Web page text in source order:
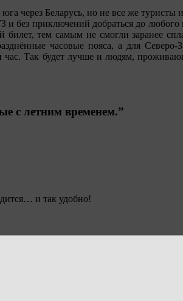
через Беларусь, но не все же
и без приключений добраться до
тем самым не смогли заранее
часовые пояса, а для Северо-
час. Так будет лучше и людям,
с летним временем.”
и так удобно!